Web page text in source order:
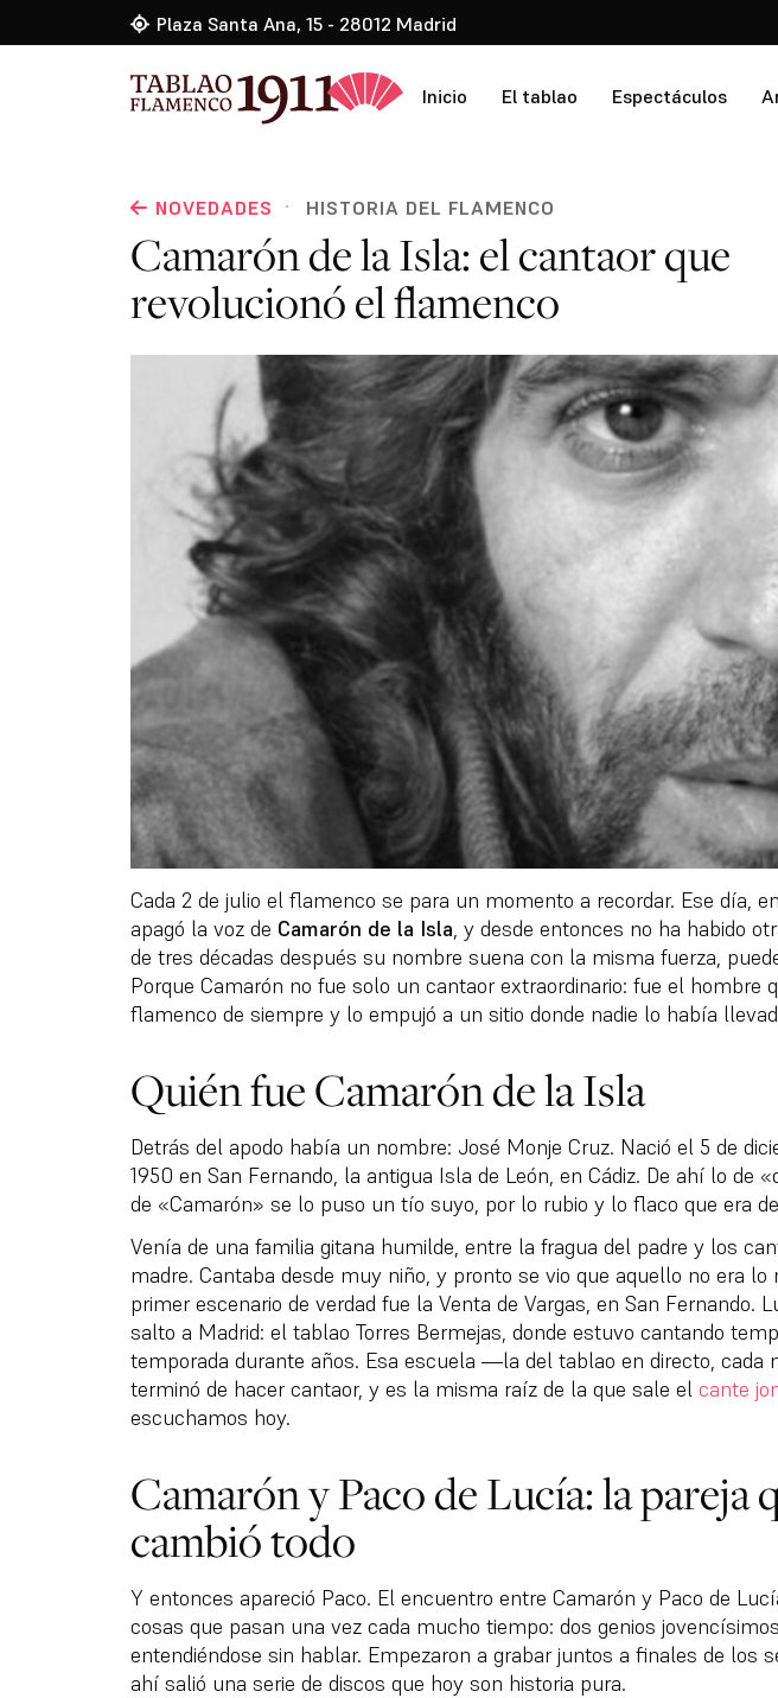
Plaza Santa Ana, 15 - 28012 Madrid
Inicio El tablao Espectáculos
NOVEDADES · HISTORIA DEL FLAMENCO
Camarón de la Isla: el cantaor que
revolucionó el flamenco
Cada 2 de julio el flamenco se para un momento a recordar. Ese día,
apagó la voz de Camarón de la Isla, y desde entonces no ha habido
de tres décadas después su nombre suena con la misma fuerza,
Porque Camarón no fue solo un cantaor extraordinario: fue el hombre
flamenco de siempre y lo empujó a un sitio donde nadie lo había
Quién fue Camarón de la Isla
Detrás del apodo había un nombre: José Monje Cruz. Nació el 5 de
1950 en San Fernando, la antigua Isla de León, en Cádiz. De ahí lo de
de «Camarón» se lo puso un tío suyo, por lo rubio y lo flaco que era
Venía de una familia gitana humilde, entre la fragua del padre y los
madre. Cantaba desde muy niño, y pronto se vio que aquello no era lo
primer escenario de verdad fue la Venta de Vargas, en San Fernando.
salto a Madrid: el tablao Torres Bermejas, donde estuvo cantando
temporada durante años. Esa escuela —la del tablao en directo, cada
terminó de hacer cantaor, y es la misma raíz de la que sale el cante
escuchamos hoy.
Camarón y Paco de Lucía: la pareja
cambió todo
Y entonces apareció Paco. El encuentro entre Camarón y Paco de
cosas que pasan una vez cada mucho tiempo: dos genios jovencísimos
entendiéndose sin hablar. Empezaron a grabar juntos a finales de los
ahí salió una serie de discos que hoy son historia pura.